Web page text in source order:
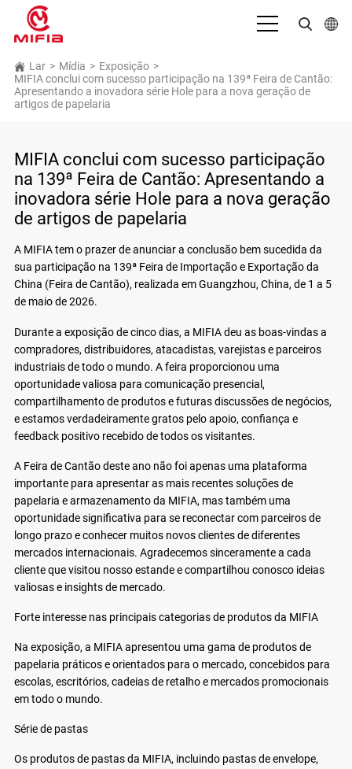
English
Deutsch
Español
Bahasa Indonesia
Italiano
Русский язык
Lar > Mídia > Exposição >
MIFIA conclui com sucesso participação na 139ª Feira de Cantão:
Apresentando a inovadora série Hole para a nova geração de
artigos de papelaria
MIFIA conclui com sucesso participação
na 139ª Feira de Cantão: Apresentando a
inovadora série Hole para a nova geração
de artigos de papelaria
A MIFIA tem o prazer de anunciar a conclusão bem sucedida da
sua participação na 139ª Feira de Importação e Exportação da
China (Feira de Cantão), realizada em Guangzhou, China, de 1 a 5
de maio de 2026.
Durante a exposição de cinco dias, a MIFIA deu as boas-vindas a
compradores, distribuidores, atacadistas, varejistas e parceiros
industriais de todo o mundo. A feira proporcionou uma
oportunidade valiosa para comunicação presencial,
compartilhamento de produtos e futuras discussões de negócios,
e estamos verdadeiramente gratos pelo apoio, confiança e
feedback positivo recebido de todos os visitantes.
A Feira de Cantão deste ano não foi apenas uma plataforma
importante para apresentar as mais recentes soluções de
papelaria e armazenamento da MIFIA, mas também uma
oportunidade significativa para se reconectar com parceiros de
longo prazo e conhecer muitos novos clientes de diferentes
mercados internacionais. Agradecemos sinceramente a cada
cliente que visitou nosso estande e compartilhou conosco ideias
valiosas e insights de mercado.
Forte interesse nas principais categorias de produtos da MIFIA
Na exposição, a MIFIA apresentou uma gama de produtos de
papelaria práticos e orientados para o mercado, concebidos para
escolas, escritórios, cadeias de retalho e mercados promocionais
em todo o mundo.
Série de pastas
Os produtos de pastas da MIFIA, incluindo pastas de envelope,